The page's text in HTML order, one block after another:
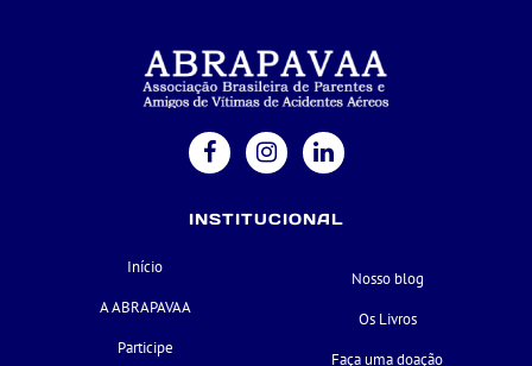
INSTITUCIONAL
Início
A ABRAPAVAA
Participe
Nosso blog
Os Livros
Faça uma doação